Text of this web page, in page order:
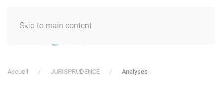
Skip to main content
Accueil JURISPRUDENCE Analyses